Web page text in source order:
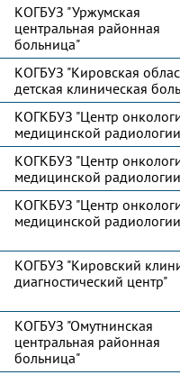
КОГБУЗ "Уржумская
центральная районная
больница"
КОГБУЗ "Кировская
детская клиническая
КОГКБУЗ "Центр
медицинской
КОГКБУЗ "Центр
медицинской
КОГКБУЗ "Центр
медицинской
КОГБУЗ "Кировский
диагностический центр"
КОГБУЗ "Омутнинская
центральная районная
больница"